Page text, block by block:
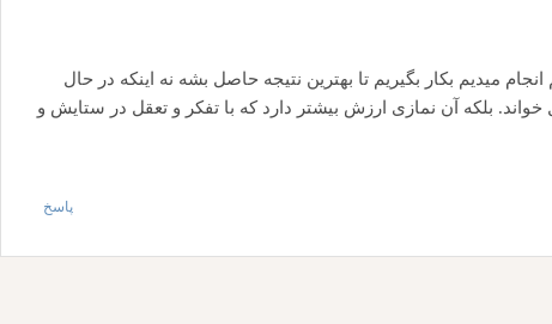
میدیم بکار بگیریم تا بهترین نتیجه حاصل بشه نه اینکه در حال
بلکه آن نمازی ارزش بیشتر دارد که با تفکر و تعقل در ستایش و
پاسخ